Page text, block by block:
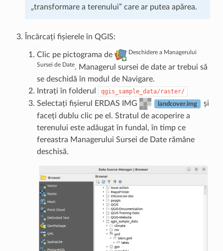
„transformare a terenului” care ar putea apărea.
Încărcați fișierele în QGIS:
Clic pe pictograma de Deschidere a Managerului
Sursei de Date. Managerul sursei de date ar trebui să
se deschidă în modul de Navigare.
Intrați în folderul
qgis_sample_data/raster/
Selectați fișierul ERDAS IMG landcover.img
și
faceți dublu clic pe el. Stratul de acoperire a
terenului este adăugat în fundal, în timp ce
fereastra Managerului Sursei de Date rămâne
deschisă.